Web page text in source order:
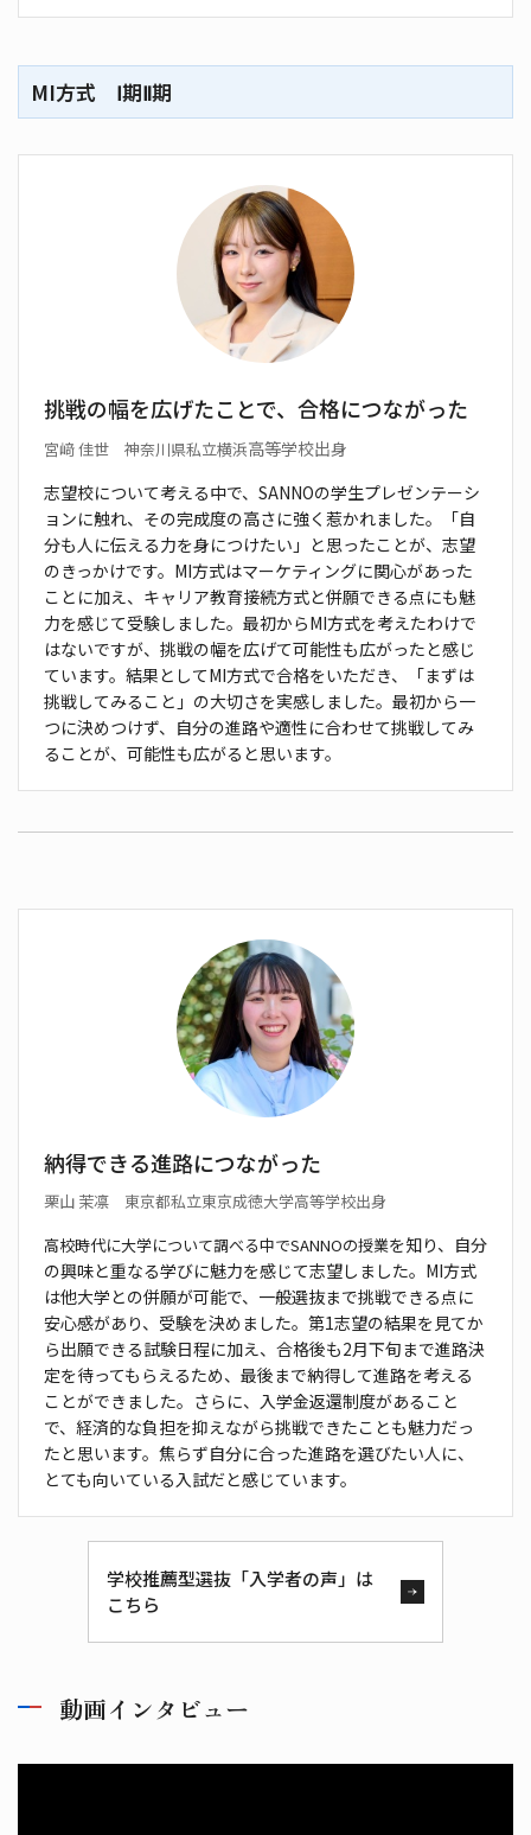
MI方式 Ⅰ期Ⅱ期
挑戦の幅を広げたことで、合格につながった
宮﨑 佳世 神奈川県私立横浜高等学校出身
志望校について考える中で、SANNOの学生プレゼンテーシ
ョンに触れ、その完成度の高さに強く惹かれました。「自
分も人に伝える力を身につけたい」と思ったことが、志望
のきっかけです。MI方式はマーケティングに関心があった
ことに加え、キャリア教育接続方式と併願できる点にも魅
力を感じて受験しました。最初からMI方式を考えたわけで
はないですが、挑戦の幅を広げて可能性も広がったと感じ
ています。結果としてMI方式で合格をいただき、「まずは
挑戦してみること」の大切さを実感しました。最初から一
つに決めつけず、自分の進路や適性に合わせて挑戦してみ
ることが、可能性も広がると思います。
納得できる進路につながった
栗山 茉凛 東京都私立東京成徳大学高等学校出身
高校時代に大学について調べる中でSANNOの授業を知り、自分
の興味と重なる学びに魅力を感じて志望しました。MI方式
は他大学との併願が可能で、一般選抜まで挑戦できる点に
安心感があり、受験を決め ました。第1志望の結果を見てか
ら出願できる試験日程に加え、合格後も2月下旬まで進路決
定を待っても らえるため、最後まで納得して進路を考える
ことができました。さらに、入学金返還制度があること
で、経済的な負担を抑えながら挑戦できたことも魅力だっ
たと思います。焦らず自分に合った進路を選びたい人に、
とても向いている入試だと感じています。
学校推薦型選抜「入学者の声」は
こちら
動画インタビュー